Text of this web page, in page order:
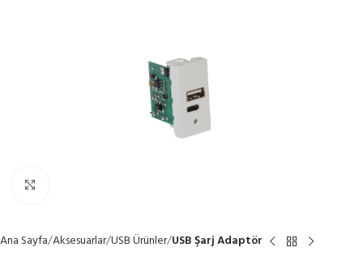
Ana Sayfa Aksesuarlar USB Ürünler USB Şarj Adaptör